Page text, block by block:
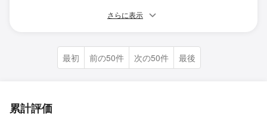
さらに表示
最初 前の50件 次の50件 最後
累計評価